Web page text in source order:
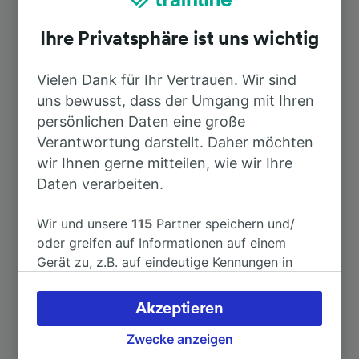
Dauer
Nach Baden-Baden 1h 40min
Nach München Hbf 2h 39min
Nach Flughafen Frankfurt am Main
Nach Heidelberg Hbf 1h 13min
Nach Konstanz
Nach Mannheim Hbf
Ihre Privatsphäre ist uns wichtig
Vielen Dank für Ihr Vertrauen. Wir sind
uns bewusst, dass der Umgang mit Ihren
persönlichen Daten eine große
Verantwortung darstellt. Daher möchten
wir Ihnen gerne mitteilen, wie wir Ihre
Daten verarbeiten.
Wir und unsere115 Partner speichern und/
oder greifen auf Informationen auf einem
Gerät zu, z.B. auf eindeutige Kennungen in
verarbeiten. Sie können Ihre Präferenzen
akzeptieren oder verwalten, einschließlich
Ihres Widerspruchsrechts bei berechtigtem
Zwecke anzeigen
Akzeptieren